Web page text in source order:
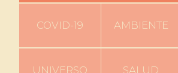
COVID-19 AMBIENTE
UNIVERSO SALUD